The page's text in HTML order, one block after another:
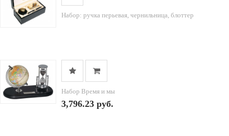
Набор: ручка перьевая, чернильница, блоттер
Набор Время и мы
3,796.23 руб.